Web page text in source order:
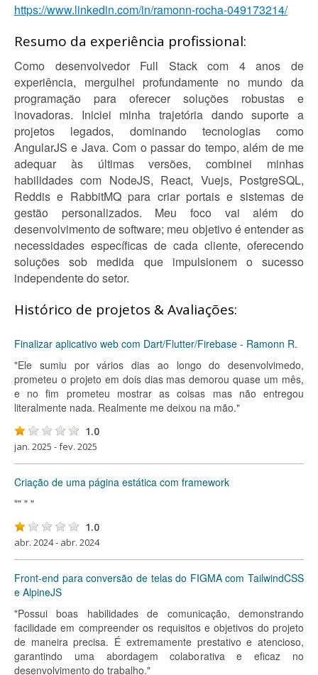
https://www.linkedin.com/in/ramonn-rocha-049173214/
Resumo da experiência profissional:
Como desenvolvedor Full Stack com 4 anos de
experiência, mergulhei profundamente no mundo da
programação para oferecer soluções robustas e
inovadoras. Iniciei minha trajetória dando suporte a
projetos legados, dominando tecnologias como
AngularJS e Java. Com o passar do tempo, além de me
adequar às últimas versões, combinei minhas
habilidades com NodeJS, React, Vuejs, PostgreSQL,
Reddis e RabbitMQ para criar portais e sistemas de
gestão personalizados. Meu foco vai além do
desenvolvimento de software; meu objetivo é entender as
necessidades específicas de cada cliente, oferecendo
soluções sob medida que impulsionem o sucesso
independente do setor.
Histórico de projetos & Avaliações:
Finalizar aplicativo web com Dart/Flutter/Firebase - Ramonn R.
"Ele sumiu por vários dias ao longo do desenvolvimedo,
prometeu o projeto em dois dias mas demorou quase um mês,
e no fim prometeu mostrar as coisas mas não entregou
literalmente nada. Realmente me deixou na mão."
1.0
jan. 2025 - fev. 2025
Criação de uma página estática com framework
"" " "
1.0
abr. 2024 - abr. 2024
Front-end para conversão de telas do FIGMA com TailwindCSS
e AlpineJS
"Possui boas habilidades de comunicação, demonstrando
facilidade em compreender os requisitos e objetivos do projeto
de maneira precisa. É extremamente prestativo e atencioso,
garantindo uma abordagem colaborativa e eficaz no
desenvolvimento do trabalho."